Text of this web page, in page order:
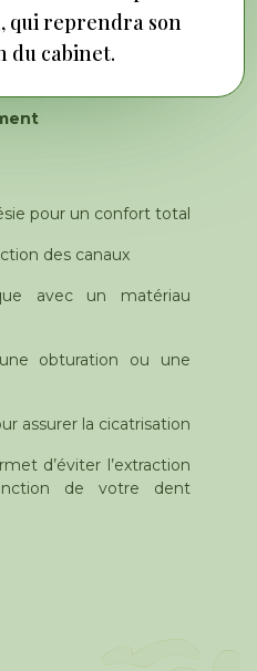
pour un confort total
des canaux
avec un matériau
obturation ou une
assurer la cicatrisation
d’éviter l’extraction
de votre dent
qui reprendra son
du cabinet.